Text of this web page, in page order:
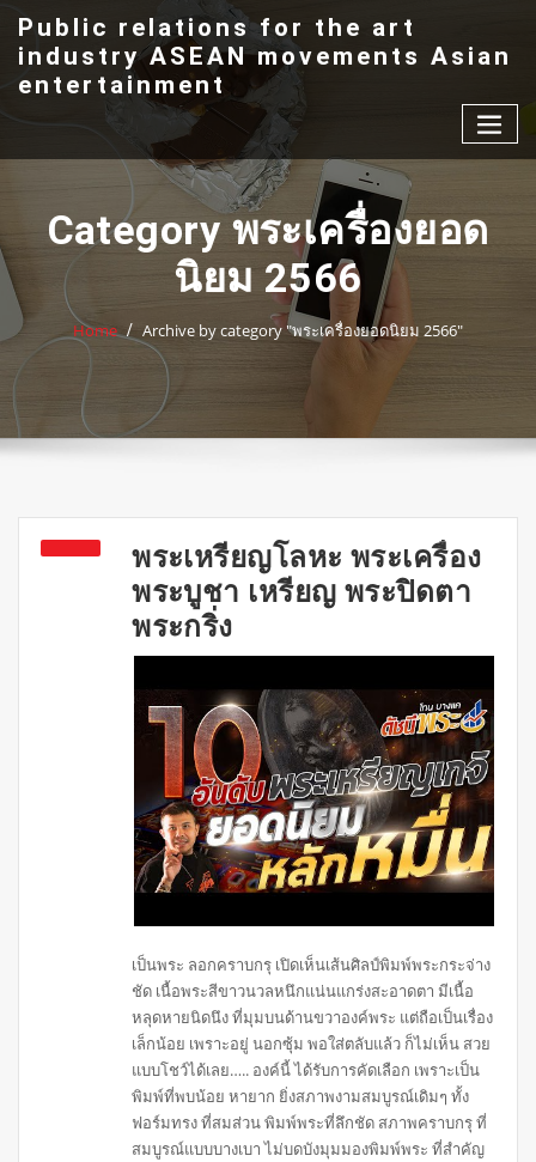
content
Public relations for the art
industry ASEAN movements Asian
entertainment
Category พระเครื่องยอด
นิยม 2566
Home Archive by category "พระเครื่องยอดนิยม 2566"
พระเหรียญโลหะ พระเครื่อง
พระบูชา เหรียญ พระปิดตา
พระกริ่ง
เป็นพระ ลอกคราบกรุ เปิดเห็นเส้นศิลป์พิมพ์พระกระจ่าง
ชัด เนื้อพระสีขาวนวลหนึกแน่นแกร่งสะอาดตา มีเนื้อ
หลุดหายนิดนึง ที่มุมบนด้านขวาองค์พระ แต่ถือเป็นเรื่อง
เล็กน้อย เพราะอยู่ นอกซุ้ม พอใส่ตลับแล้ว ก็ไม่เห็น สวย
แบบโชว์ได้เลย….. องค์นี้ ได้รับการคัดเลือก เพราะเป็น
พิมพ์ที่พบน้อย หายาก ยิ่งสภาพงามสมบูรณ์เดิมๆ ทั้ง
ฟอร์มทรง ที่สมส่วน พิมพ์พระที่ลึกชัด สภาพคราบกรุ ที่
สมบูรณ์แบบบางเบา ไม่บดบังมุมมองพิมพ์พระ ที่สำคัญ